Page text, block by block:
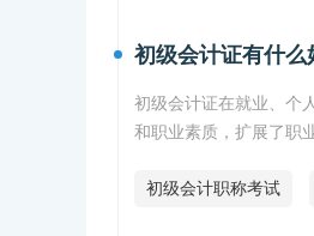
初级会计证有什么
初级会计证在就业、个
和职业素质，扩展了职
初级会计职称考试